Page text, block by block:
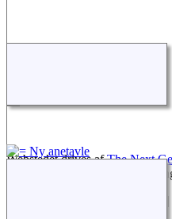
Webstedet drives afThe Next
v. 15.0.4, forfattet af Darrin